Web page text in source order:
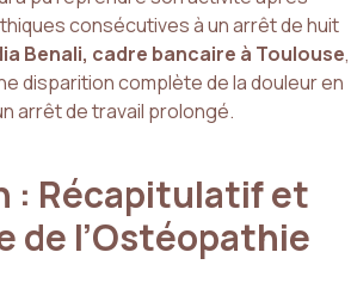
consécutives à un arrêt de huit
Benali, cadre bancaire à Toulouse,
disparition complète de la douleur en
arrêt de travail prolongé.
: Récapitulatif et
de l’Ostéopathie